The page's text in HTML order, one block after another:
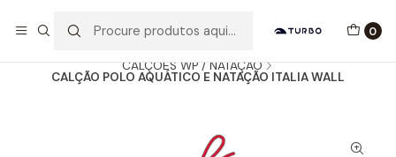
0
CALÇÕES WP / NATAÇÃO
CALÇÃO POLO AQUÁTICO E NATAÇÃO ITALIA WALL